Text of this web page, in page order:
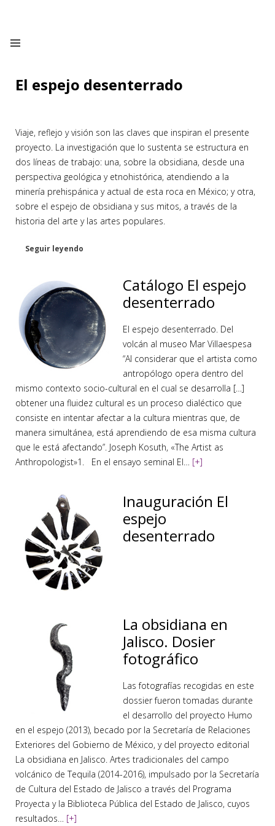
El espejo desenterrado
Viaje, reflejo y visión son las claves que inspiran el presente
proyecto. La investigación que lo sustenta se estructura en
dos líneas de trabajo: una, sobre la obsidiana, desde una
perspectiva geológica y etnohistórica, atendiendo a la
minería prehispánica y actual de esta roca en México; y otra,
sobre el espejo de obsidiana y sus mitos, a través de la
historia del arte y las artes populares.
Seguir leyendo
Catálogo El espejo
desenterrado
El espejo desenterrado. Del
volcán al museo Mar Villaespesa
“Al considerar que el artista como
antropólogo opera dentro del
mismo contexto socio-cultural en el cual se desarrolla […]
obtener una fluidez cultural es un proceso dialéctico que
consiste en intentar afectar a la cultura mientras que, de
manera simultánea, está aprendiendo de esa misma cultura
que le está afectando”. Joseph Kosuth, «The Artist as
Anthropologist»1. En el ensayo seminal El… [+]
Inauguración El
espejo
desenterrado
La obsidiana en
Jalisco. Dosier
fotográfico
Las fotografías recogidas en este
dossier fueron tomadas durante
el desarrollo del proyecto Humo
en el espejo (2013), becado por la Secretaría de Relaciones
Exteriores del Gobierno de México, y del proyecto editorial
La obsidiana en Jalisco. Artes tradicionales del campo
volcánico de Tequila (2014-2016), impulsado por la Secretaría
de Cultura del Estado de Jalisco a través del Programa
Proyecta y la Biblioteca Pública del Estado de Jalisco, cuyos
resultados… [+]